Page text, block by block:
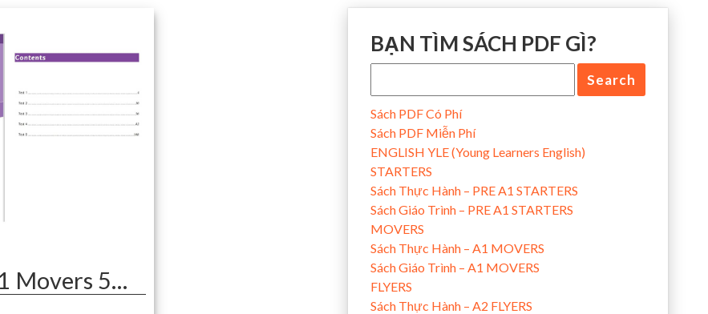
Movers 5…
BẠN TÌM SÁCH PDF GÌ?
Sách PDF Có Phí
Sách PDF Miễn Phí
ENGLISH YLE (Young Learners English)
STARTERS
Sách Thực Hành – PRE A1 STARTERS
Sách Giáo Trình – PRE A1 STARTERS
MOVERS
Sách Thực Hành – A1 MOVERS
Sách Giáo Trình – A1 MOVERS
FLYERS
Sách Thực Hành – A2 FLYERS